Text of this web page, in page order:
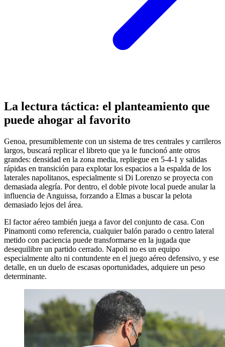
La lectura táctica: el planteamiento que
puede ahogar al favorito
Genoa, presumiblemente con un sistema de tres centrales y carrileros
largos, buscará replicar el libreto que ya le funcionó ante otros
grandes: densidad en la zona media, repliegue en 5-4-1 y salidas
rápidas en transición para explotar los espacios a la espalda de los
laterales napolitanos, especialmente si Di Lorenzo se proyecta con
demasiada alegría. Por dentro, el doble pivote local puede anular la
influencia de Anguissa, forzando a Elmas a buscar la pelota
demasiado lejos del área.
El factor aéreo también juega a favor del conjunto de casa. Con
Pinamonti como referencia, cualquier balón parado o centro lateral
metido con paciencia puede transformarse en la jugada que
desequilibre un partido cerrado. Napoli no es un equipo
especialmente alto ni contundente en el juego aéreo defensivo, y ese
detalle, en un duelo de escasas oportunidades, adquiere un peso
determinante.